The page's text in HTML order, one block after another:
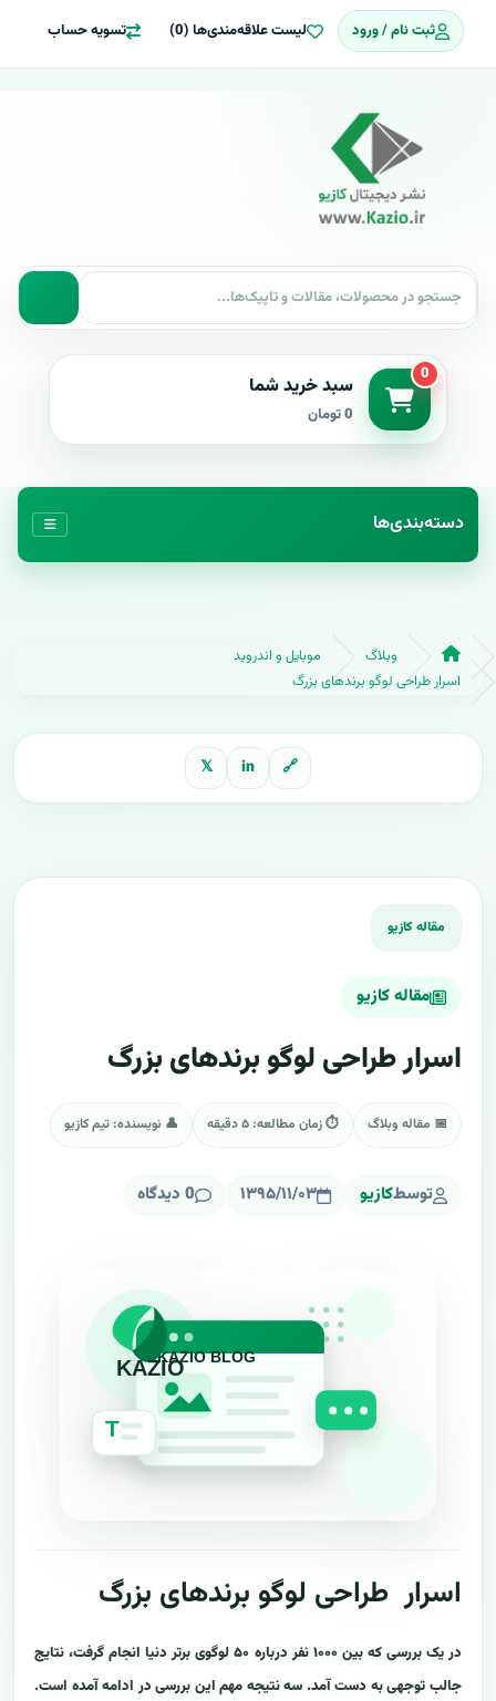
ثبت نام / ورود لیست علاقه‌مندی‌ها (0) تسویه حساب
0 سبد خرید شما
0 تومان
دسته‌بندی‌ها
وبلاگ
موبایل و اندروید
اسرار طراحی لوگو برندهای بزرگ
مقاله کازیو
اسرار طراحی لوگو برندهای بزرگ
📅 مقاله وبلاگ ⏱ زمان مطالعه: ۵ دقیقه 👤 نویسنده: تیم کازیو
توسطکازیو ۱۳۹۵/۱۱/۰۳ 0 دیدگاه
اسرار طراحی لوگو برندهای بزرگ
در یک بررسی که بین ۱۰۰۰ نفر درباره ۵۰ لوگوی برتر دنیا انجام گرفت، نتایج
جالب توجهی به دست آمد. سه نتیجه مهم این بررسی در ادامه آمده است.
🔗
in
𝕏